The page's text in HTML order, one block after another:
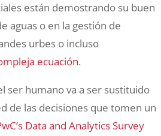
están demostrando su buen
aguas o en la gestión de
urbes o incluso
ecuación.
ser humano va a ser sustituido
de las decisiones que tomen un
Data and Analytics Survey